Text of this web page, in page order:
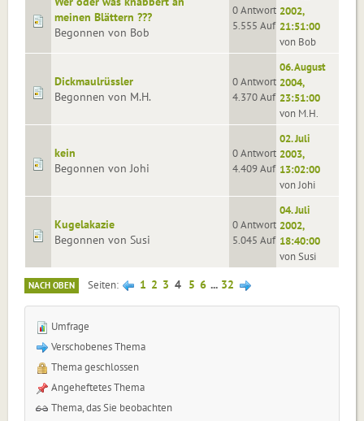
meinen Blättern ???
Begonnen von Bob
0 Antworten
5.555 Aufrufe
2002,
21:51:00
von Bob
Dickmaulrüssler
Begonnen von M.H.
0 Antworten
4.370 Aufrufe
06. August
2004,
23:51:00
von M.H.
kein
Begonnen von Johi
0 Antworten
4.409 Aufrufe
02. Juli
2003,
13:02:00
von Johi
Kugelakazie
Begonnen von Susi
0 Antworten
5.045 Aufrufe
04. Juli
2002,
18:40:00
von Susi
NACH OBEN Seiten 1 2 3 4 5 6 ... 32
Umfrage
Verschobenes Thema
Thema geschlossen
Angeheftetes Thema
Thema, das Sie beobachten